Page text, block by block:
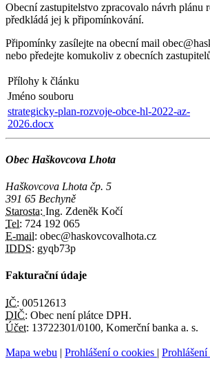
Obecní zastupitelstvo zpracovalo návrh plánu
předkládá jej k připomínkování.
Připomínky zasílejte na obecní mail
nebo předejte komukoliv z obecních
Přílohy k článku
Jméno souboru
strategicky-plan-rozvoje-obce-hl-2022-az-
2026.docx
Obec Haškovcova Lhota
Haškovcova Lhota čp. 5
391 65 Bechyně
Starosta: Ing. Zdeněk Kočí
Tel: 724 192 065
E-mail: obec@haskovcovalhota.cz
IDDS: gyqb73p
Fakturační údaje
IČ: 00512613
DIČ: Obec není plátce DPH.
Účet: 13722301/0100, Komerční banka a. s.
Mapa webu | Prohlášení o cookies |